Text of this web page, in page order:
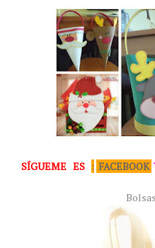
SÍGUEME ES : FACEBOOK